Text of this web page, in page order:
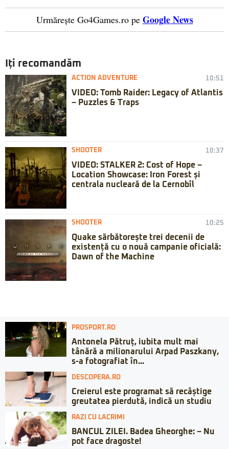
Urmărește Go4Games.ro pe Google News
Iți recomandăm
ACTION ADVENTURE 10:51
VIDEO: Tomb Raider: Legacy of Atlantis
– Puzzles & Traps
SHOOTER 10:37
VIDEO: STALKER 2: Cost of Hope –
Location Showcase: Iron Forest și
centrala nucleară de la Cernobîl
SHOOTER 10:25
Quake sărbătorește trei decenii de
existență cu o nouă campanie oficială:
Dawn of the Machine
PROSPORT.RO
Antonela Pătruț, iubita mult mai
tânără a milionarului Arpad Paszkany,
s-a fotografiat în...
DESCOPERA.RO
Creierul este programat să recâștige
greutatea pierdută, indică un studiu
RAZI CU LACRIMI
BANCUL ZILEI. Badea Gheorghe: – Nu
pot face dragoste!